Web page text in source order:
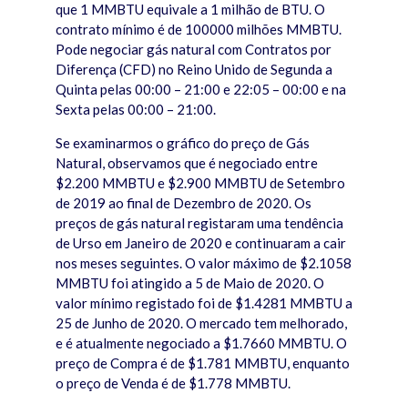
que 1 MMBTU equivale a 1 milhão de BTU. O
contrato mínimo é de 100000 milhões MMBTU.
Pode negociar gás natural com Contratos por
Diferença (CFD) no Reino Unido de Segunda a
Quinta pelas 00:00 – 21:00 e 22:05 – 00:00 e na
Sexta pelas 00:00 – 21:00.
Se examinarmos o gráfico do preço de Gás
Natural, observamos que é negociado entre
$2.200 MMBTU e $2.900 MMBTU de Setembro
de 2019 ao final de Dezembro de 2020. Os
preços de gás natural registaram uma tendência
de Urso em Janeiro de 2020 e continuaram a cair
nos meses seguintes. O valor máximo de $2.1058
MMBTU foi atingido a 5 de Maio de 2020. O
valor mínimo registado foi de $1.4281 MMBTU a
25 de Junho de 2020. O mercado tem melhorado,
e é atualmente negociado a $1.7660 MMBTU. O
preço de Compra é de $1.781 MMBTU, enquanto
o preço de Venda é de $1.778 MMBTU.